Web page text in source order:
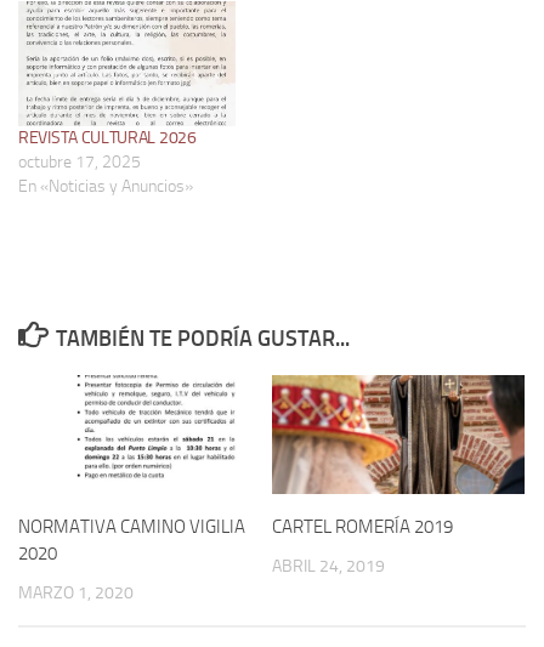
REVISTA CULTURAL 2026
octubre 17, 2025
En «Noticias y Anuncios»
TAMBIÉN TE PODRÍA GUSTAR...
NORMATIVA CAMINO VIGILIA
2020
MARZO 1, 2020
CARTEL ROMERÍA 2019
ABRIL 24, 2019